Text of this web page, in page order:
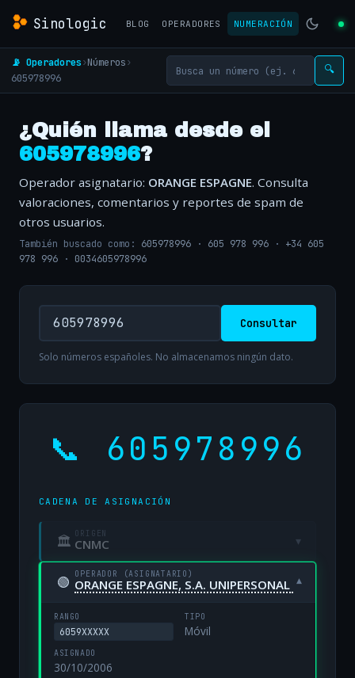
Sinologic BLOG OPERADORES NUMERACIÓN
📡 Operadores›Números›
605978996
🔍
¿Quién llama desde el
605978996?
Operador asignatario: ORANGE ESPAGNE. Consulta
valoraciones, comentarios y reportes de spam de
otros usuarios.
También buscado como: 605978996 · 605 978 996 · +34 605
978 996 · 0034605978996
Consultar
Solo números españoles. No almacenamos ningún dato.
📞 605978996
CADENA DE ASIGNACIÓN
🏛 ORIGEN
CNMC ▾
🟢 OPERADOR (ASIGNATARIO)
ORANGE ESPAGNE, S.A. UNIPERSONAL ▾
RANGO
6059XXXXX
TIPO
Móvil
ASIGNADO
30/10/2006